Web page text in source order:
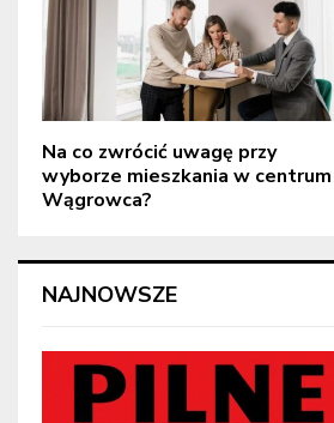
Na co zwrócić uwagę przy
wyborze mieszkania w centrum
Wągrowca?
NAJNOWSZE